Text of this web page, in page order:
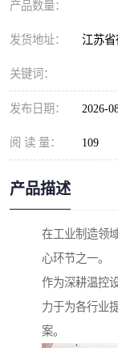
产品数量：
发货地址： 江苏省
关键词：
发布日期： 2026-
阅 读 量： 109
产品描述
在工业制造领
心环节之一。
作为深耕温控
力于为各行业
案。